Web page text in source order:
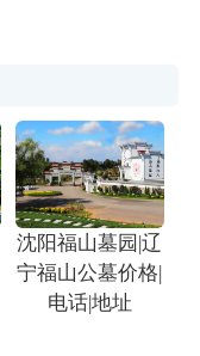
沈阳福山墓园|辽
宁福山公墓价格|
电话|地址